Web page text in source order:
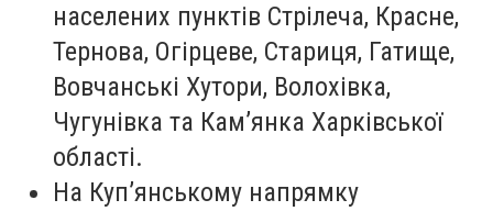
населених пунктів Стрілеча, Красне,
Тернова, Огірцеве, Стариця, Гатище,
Вовчанські Хутори, Волохівка,
Чугунівка та Кам’янка Харківської
області.
На Куп’янському напрямку